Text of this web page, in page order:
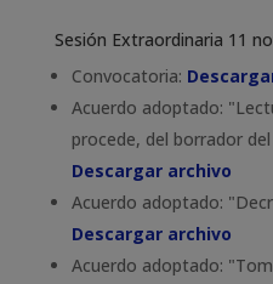
Sesión Extraordinaria 11
Convocatoria:
Acuerdo adoptado:
procede, del borrador
Descargar archivo
Acuerdo adoptado:
Descargar archivo
Acuerdo adoptado: